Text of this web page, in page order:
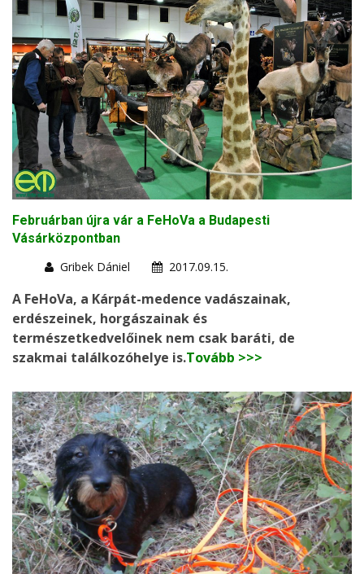
Februárban újra vár a FeHoVa a Budapesti
Vásárközpontban
Gribek Dániel
2017.09.15.
A FeHoVa, a Kárpát-medence vadászainak,
erdészeinek, horgászainak és
természetkedvelőinek nem csak baráti, de
szakmai találkozóhelye is.Tovább >>>